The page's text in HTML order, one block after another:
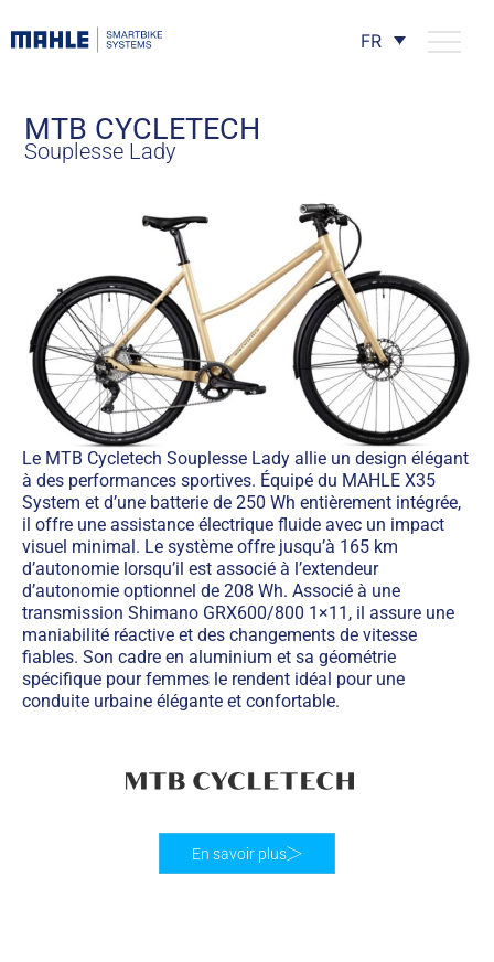
FR
MTB CYCLETECH
Souplesse Lady
Le MTB Cycletech Souplesse Lady allie un design élégant
à des performances sportives. Équipé du MAHLE X35
System et d’une batterie de 250 Wh entièrement intégrée,
il offre une assistance électrique fluide avec un impact
visuel minimal. Le système offre jusqu’à 165 km
d’autonomie lorsqu’il est associé à l’extendeur
d’autonomie optionnel de 208 Wh. Associé à une
transmission Shimano GRX600/800 1×11, il assure une
maniabilité réactive et des changements de vitesse
fiables. Son cadre en aluminium et sa géométrie
spécifique pour femmes le rendent idéal pour une
conduite urbaine élégante et confortable.
En savoir plus